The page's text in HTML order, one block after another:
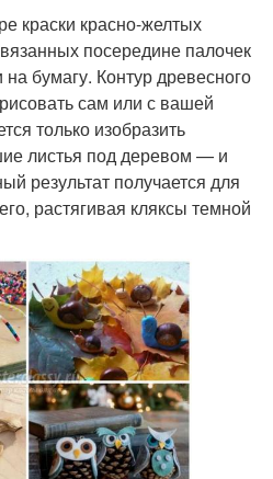
краски красно-желтых
посередине палочек
на бумагу. Контур древесного
сам или с вашей
только изобразить
листья под деревом — и
результат получается для
растягивая кляксы темной